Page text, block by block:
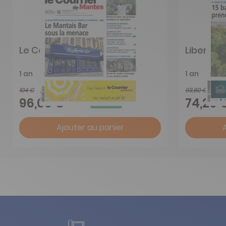
Le Courrier De Mantes
1 an
104 €
96,00 € -8%
Ajouter au panier
Liberté -
1 an
93,60 €
74,20